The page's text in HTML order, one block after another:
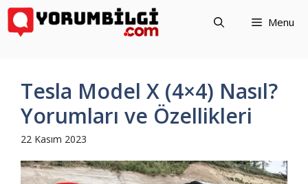
İçeriğe
atla
Menu
Tesla Model X (4×4) Nasıl?
Yorumları ve Özellikleri
22 Kasım 2023